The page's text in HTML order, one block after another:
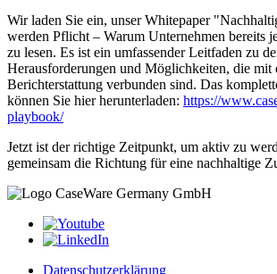
Wir laden Sie ein, unser Whitepaper
werden Pflicht – Warum Unternehmen bereits
zu lesen. Es ist ein umfassender Leitfaden zu
Herausforderungen und Möglichkeiten, die mit
Berichterstattung verbunden sind. Das
können Sie hier herunterladen: https://
playbook/
Jetzt ist der richtige Zeitpunkt, um aktiv zu
gemeinsam die Richtung für eine nachhaltige
Datenschutzerklärung